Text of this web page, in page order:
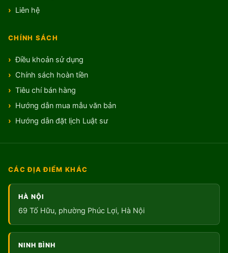
Liên hệ
CHÍNH SÁCH
Điều khoản sử dụng
Chính sách hoàn tiền
Tiêu chí bán hàng
Hướng dẫn mua mẫu văn bản
Hướng dẫn đặt lịch Luật sư
CÁC ĐỊA ĐIỂM KHÁC
HÀ NỘI
69 Tố Hữu, phường Phúc Lợi, Hà Nội
NINH BÌNH